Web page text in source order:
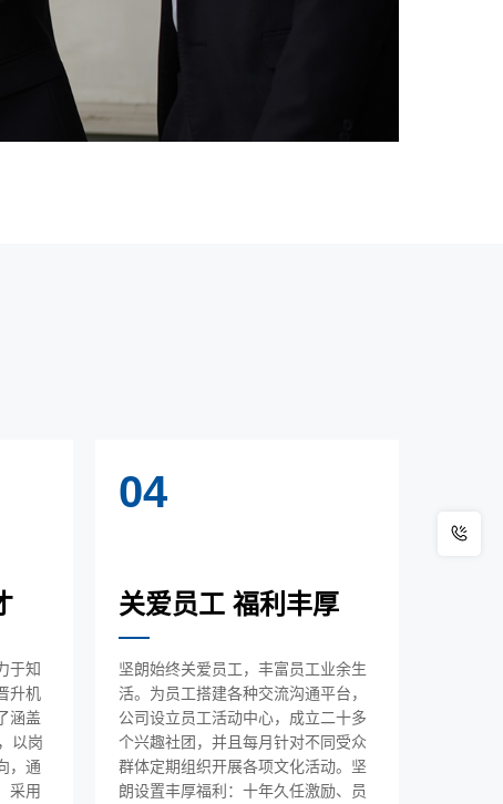
于知
升机
涵盖
以岗
，通
采用
04
关爱员工 福利丰厚
坚朗始终关爱员工，丰富员工业余生
活。为员工搭建各种交流沟通平台，
公司设立员工活动中心，成立二十多
个兴趣社团，并且每月针对不同受众
群体定期组织开展各项文化活动。坚
朗设置丰厚福利：十年久任激励、员